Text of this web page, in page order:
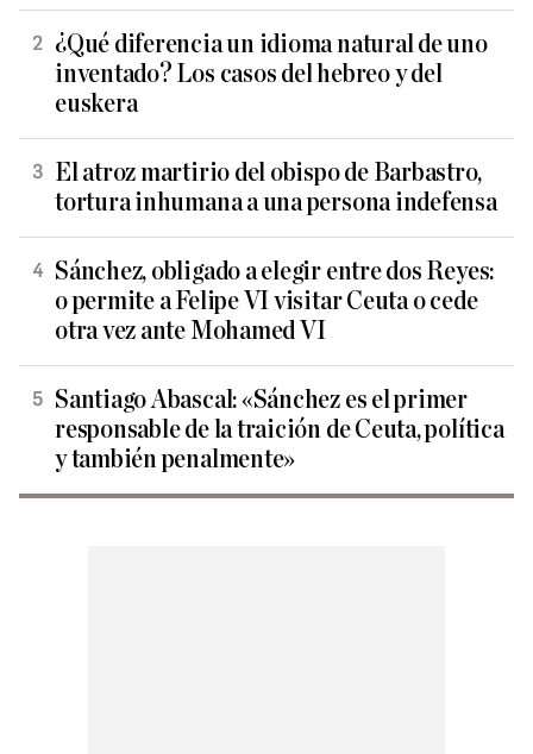
¿Qué diferencia un idioma natural de uno
inventado? Los casos del hebreo y del
euskera
El atroz martirio del obispo de Barbastro,
tortura inhumana a una persona indefensa
Sánchez, obligado a elegir entre dos Reyes:
o permite a Felipe VI visitar Ceuta o cede
otra vez ante Mohamed VI
Santiago Abascal: «Sánchez es el primer
responsable de la traición de Ceuta, política
y también penalmente»